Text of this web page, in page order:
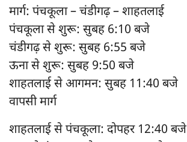
मार्ग: पंचकूला – चंडीगढ़ – शाहतलाई
पंचकूला से शुरू: सुबह 6:10 बजे
चंडीगढ़ से शुरू: सुबह 6:55 बजे
ऊना से शुरू: सुबह 9:50 बजे
शाहतलाई से आगमन: सुबह 11:40 बजे
वापसी मार्ग
शाहतलाई से पंचकूला: दोपहर 12:40 बजे